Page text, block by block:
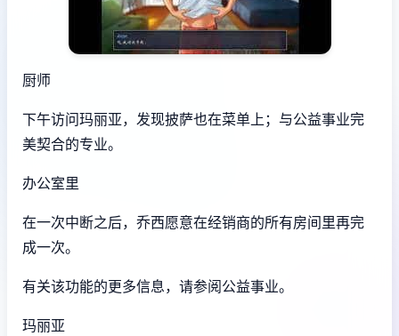
厨师
下午访问玛丽亚，发现披萨也在菜单上；与公益事业完
美契合的专业。
办公室里
在一次中断之后，乔西愿意在经销商的所有房间里再完
成一次。
有关该功能的更多信息，请参阅公益事业。
玛丽亚